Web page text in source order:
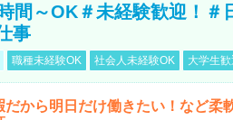
間～OK＃未経験歓迎！
事
職種未経験OK 社会人未経験OK 大学生歓
だから明日だけ働きたい！など柔